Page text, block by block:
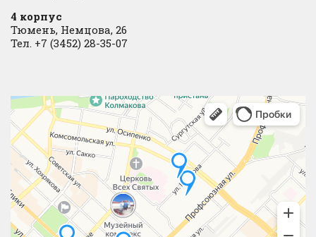
4 корпус
Тюмень, Немцова, 26
Тел. +7 (3452) 28-35-07